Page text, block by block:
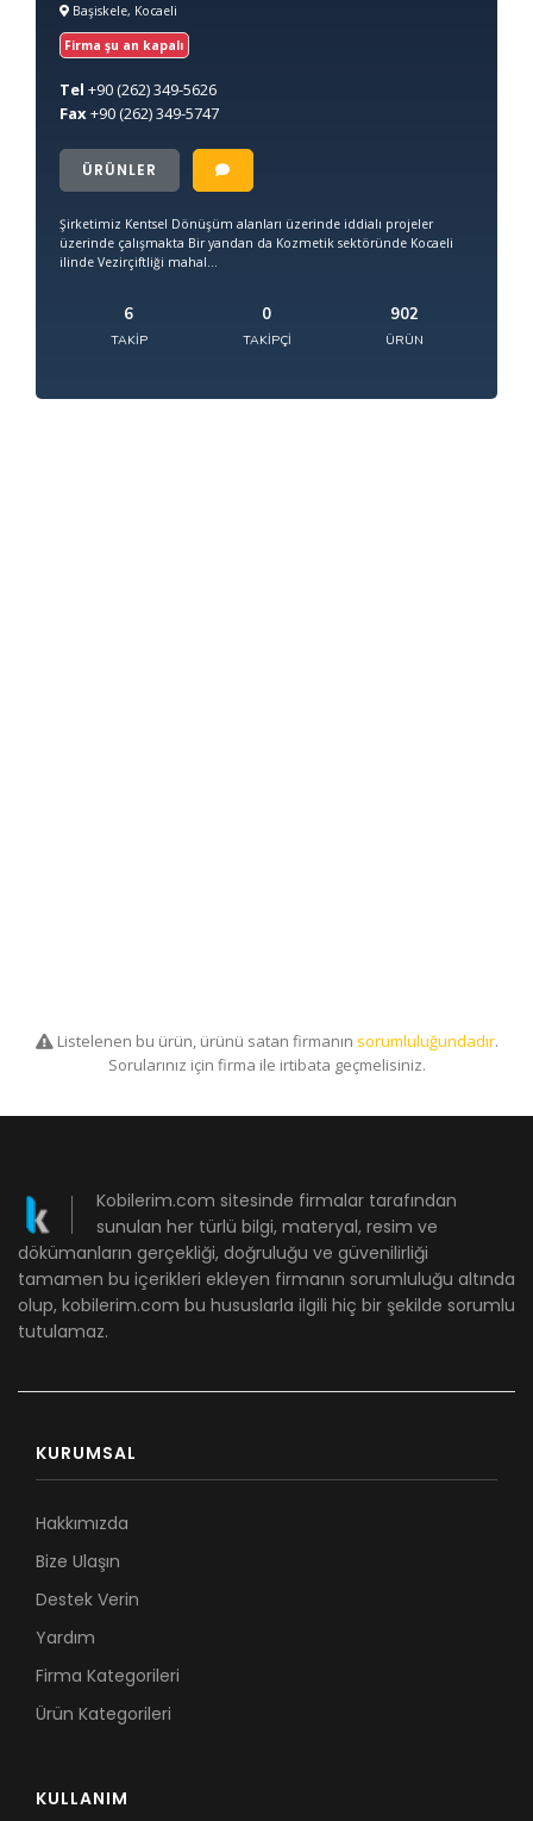
Başiskele, Kocaeli
Firma şu an kapalı
Tel +90(262) 349-5626
Fax+90(262) 349-5747
ÜRÜNLER
Şirketimiz Kentsel Dönüşüm alanları üzerinde iddialı projeler
üzerinde çalışmakta Bir yandan da Kozmetik sektöründe Kocaeli
ilinde Vezirçiftliği mahal...
6
TAKIP
0
TAKIPÇI
902
ÜRÜN
Listelenen bu ürün, ürünü satan firmanın sorumluluğundadır.
Sorularınız için firma ile irtibata geçmelisiniz.
Kobilerim.com sitesinde firmalar tarafından
sunulan her türlü bilgi, materyal, resim ve
dökümanların gerçekliği, doğruluğu ve güvenilirliği
tamamen bu içerikleri ekleyen firmanın sorumluluğu altında
olup, kobilerim.com bu hususlarla ilgili hiç bir şekilde sorumlu
tutulamaz.
KURUMSAL
Hakkımızda
Bize Ulaşın
Destek Verin
Yardım
Firma Kategorileri
Ürün Kategorileri
KULLANIM